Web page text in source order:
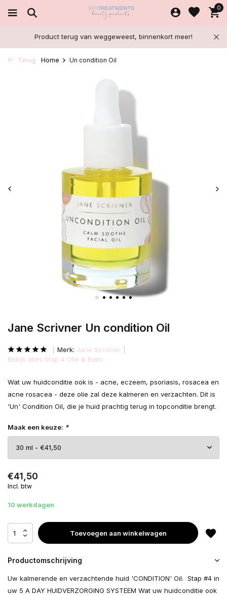
0
Product terug van weggeweest, binnenkort meer!
Terug Home Un condition Oil
Jane Scrivner Un condition Oil
Merk: Jane Scrivner
Bekijk alles Stap 4 Olie & Balm
Wat uw huidconditie ook is - acne, eczeem, psoriasis, rosacea en
acne rosacea - deze olie zal deze kalmeren en verzachten. Dit is
'Un' Condition Oil, die je huid prachtig terug in topconditie brengt.
Maak een keuze: *
€41,50
Incl. btw
10 werkdagen
Toevoegen aan winkelwagen
Productomschrijving
Uw kalmerende en verzachtende huid 'CONDITION' Oil. Stap #4 in
uw 5 A DAY HUIDVERZORGING SYSTEEM Wat uw huidconditie ook